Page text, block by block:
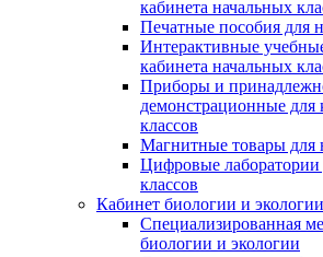
кабинета начальных
Печатные пособия для
Интерактивные
кабинета начальных
Приборы и
демонстрационные для
классов
Магнитные товары для
Цифровые лаборатории
классов
Кабинет биологии и экологии
Специализированная
биологии и экологии